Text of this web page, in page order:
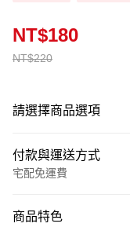
NT$220
NT$180
請選擇商品選項
付款與運送方式
宅配免運費
信用卡一次付款
商品特色